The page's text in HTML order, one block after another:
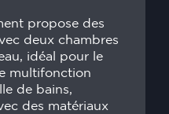
propose des
deux chambres
idéal pour le
multifonction
de bains,
des matériaux